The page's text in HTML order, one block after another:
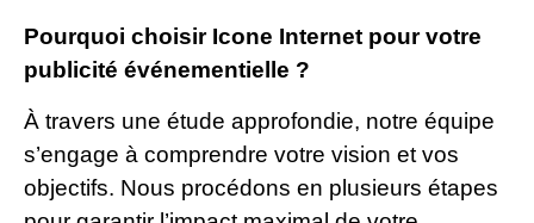
Pourquoi choisir Icone Internet pour votre
publicité événementielle ?
À travers une étude approfondie, notre équipe
s’engage à comprendre votre vision et vos
objectifs. Nous procédons en plusieurs étapes